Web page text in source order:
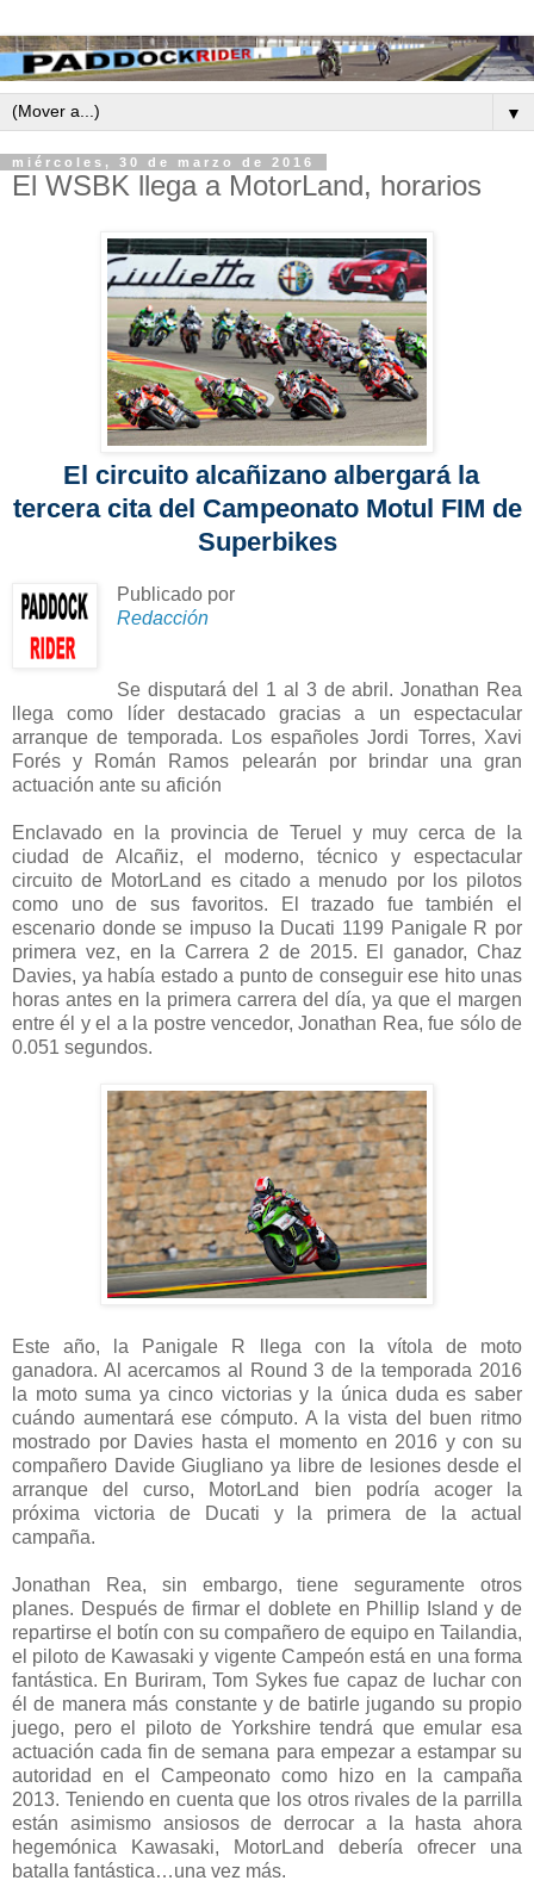
▼
miércoles, 30 de marzo de 2016
El WSBK llega a MotorLand, horarios
El circuito alcañizano albergará la
tercera cita del Campeonato Motul FIM de
Superbikes
Publicado por
Redacción
Se disputará del 1 al 3 de abril. Jonathan Rea
llega como líder destacado gracias a un espectacular
arranque de temporada. Los españoles Jordi Torres, Xavi
Forés y Román Ramos pelearán por brindar una gran
actuación ante su afición
Enclavado en la provincia de Teruel y muy cerca de la
ciudad de Alcañiz, el moderno, técnico y espectacular
circuito de MotorLand es citado a menudo por los pilotos
como uno de sus favoritos. El trazado fue también el
escenario donde se impuso la Ducati 1199 Panigale R por
primera vez, en la Carrera 2 de 2015. El ganador, Chaz
Davies, ya había estado a punto de conseguir ese hito unas
horas antes en la primera carrera del día, ya que el margen
entre él y el a la postre vencedor, Jonathan Rea, fue sólo de
0.051 segundos.
Este año, la Panigale R llega con la vítola de moto
ganadora. Al acercamos al Round 3 de la temporada 2016
la moto suma ya cinco victorias y la única duda es saber
cuándo aumentará ese cómputo. A la vista del buen ritmo
mostrado por Davies hasta el momento en 2016 y con su
compañero Davide Giugliano ya libre de lesiones desde el
arranque del curso, MotorLand bien podría acoger la
próxima victoria de Ducati y la primera de la actual
campaña.
Jonathan Rea, sin embargo, tiene seguramente otros
planes. Después de firmar el doblete en Phillip Island y de
repartirse el botín con su compañero de equipo en Tailandia,
el piloto de Kawasaki y vigente Campeón está en una forma
fantástica. En Buriram, Tom Sykes fue capaz de luchar con
él de manera más constante y de batirle jugando su propio
juego, pero el piloto de Yorkshire tendrá que emular esa
actuación cada fin de semana para empezar a estampar su
autoridad en el Campeonato como hizo en la campaña
2013. Teniendo en cuenta que los otros rivales de la parrilla
están asimismo ansiosos de derrocar a la hasta ahora
hegemónica Kawasaki, MotorLand debería ofrecer una
batalla fantástica…una vez más.